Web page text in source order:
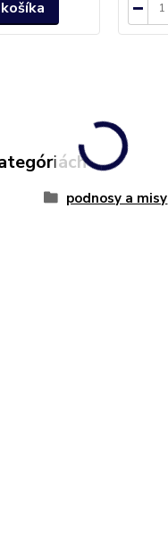
podnosy a misy